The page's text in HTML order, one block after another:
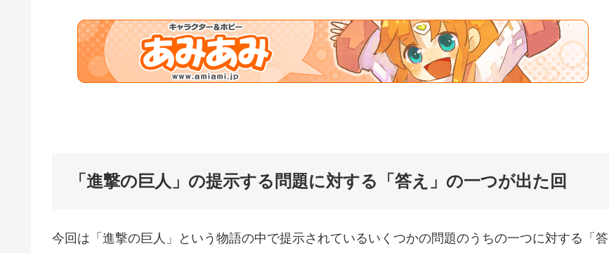
「進撃の巨人」の提示する問題に対する「答え」の一つが出た回
今回は「進撃の巨人」という物語の中で提示されているいくつかの問題のうちの一つに対する「答